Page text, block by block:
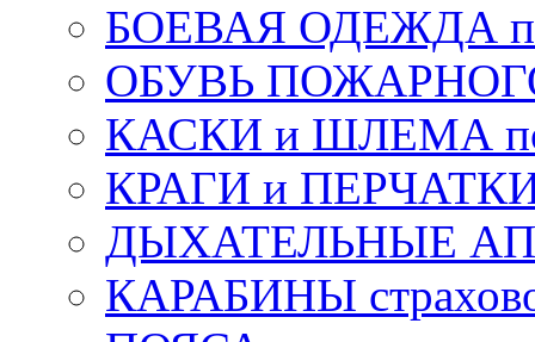
БОЕВАЯ ОДЕЖДА
ОБУВЬ
КАСКИ и ШЛЕМА
КРАГИ и ПЕРЧАТКИ
ДЫХАТЕЛЬНЫЕ
КАРАБИНЫ